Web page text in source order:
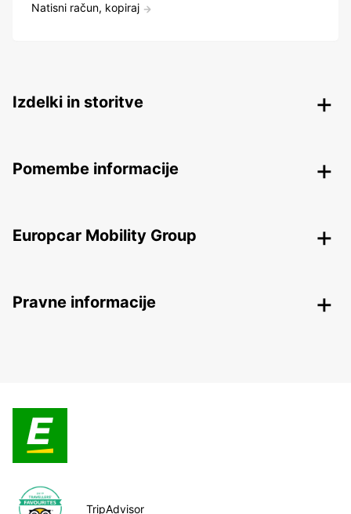
Natisni račun, kopiraj
Izdelki in storitve
Pomembe informacije
Europcar Mobility Group
Pravne informacije
TripAdvisor